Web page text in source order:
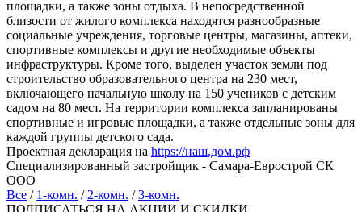
площадки, а также зоны отдыха. В непосредственной
близости от жилого комплекса находятся разнообразные
социальные учреждения, торговые центры, магазины, аптеки,
спортивные комплексы и другие необходимые объекты
инфраструктуры. Кроме того, выделен участок земли под
строительство образовательного центра на 230 мест,
включающего начальную школу на 150 учеников с детским
садом на 80 мест. На территории комплекса запланированы
спортивные и игровые площадки, а также отдельные зоны для
каждой группы детского сада.
Проектная декларация на https://наш.дом.рф
Специализированный застройщик - Самара-Еврострой СК
ООО
Все / 1-комн. / 2-комн. /3-комн.
ПОДПИСАТЬСЯ НА АКЦИИ И СКИДКИ